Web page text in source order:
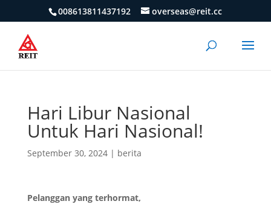
008613811437192 overseas@reit.cc
Hari Libur Nasional
Untuk Hari Nasional!
September 30, 2024| berita
Pelanggan yang terhormat,